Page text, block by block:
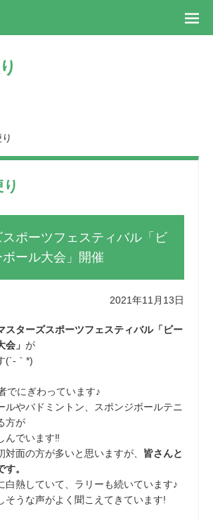
ポーツフェスティバル「ビ
ール大会」開催
2021年11月13日
スターズスポーツフェスティバル「ビー
」 が
(´-｀*)
でにぎわっています♪
ルやバドミントン、スポンジボールテニ
方が
んでいます‼
対面の方が多いと思いますが、 皆さんと
。
白熱していて、ラリーも続いています♪
そうな声がよく聞こえてきています!